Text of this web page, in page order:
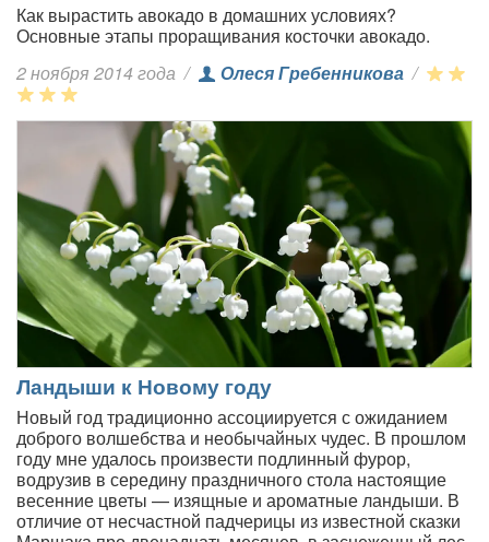
Как вырастить авокадо в домашних условиях?
Основные этапы проращивания косточки авокадо.
2 ноября 2014 года / Олеся Гребенникова /
Ландыши к Новому году
Новый год традиционно ассоциируется с ожиданием
доброго волшебства и необычайных чудес. В прошлом
году мне удалось произвести подлинный фурор,
водрузив в середину праздничного стола настоящие
весенние цветы — изящные и ароматные ландыши. В
отличие от несчастной падчерицы из известной сказки